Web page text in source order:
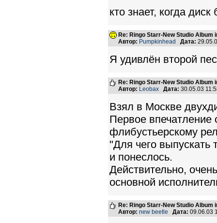
кто знает, когда
Re: Ringo Starr-New Studio Album
Автор: Pumpkinhead Дата:
Я удивлён второй
Re: Ringo Starr-New Studio Album
Автор: Leobax Дата: 30.05.03
Взял в Москве
Первое впечатление
флибустьерскому
"Для чего выпускать
и понеслось.
Действительно,
основной
Re: Ringo Starr-New Studio Album
Автор: new beetle Дата: 09.06.03